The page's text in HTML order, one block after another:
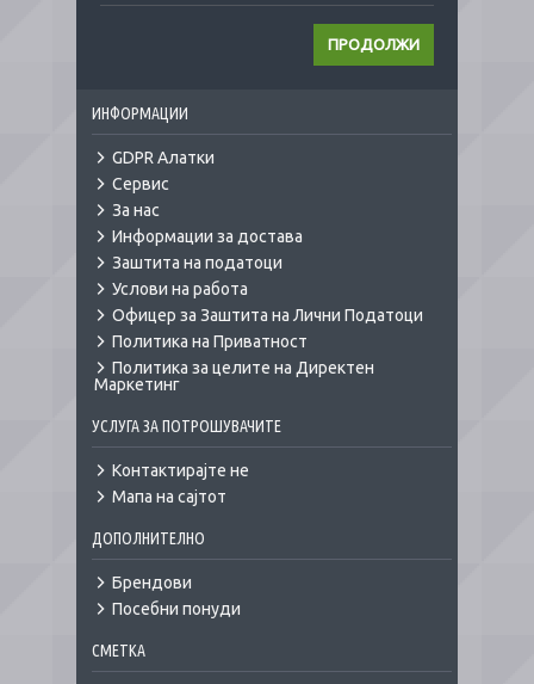
ПРОДОЛЖИ
ИНФОРМАЦИИ
GDPR Алатки
Сервис
За нас
Информации за достава
Заштита на податоци
Услови на работа
Офицер за Заштита на Лични Податоци
Политика на Приватност
Политика за целите на Директен
Маркетинг
УСЛУГА ЗА ПОТРОШУВАЧИТЕ
Контактирајте не
Мапа на сајтот
ДОПОЛНИТЕЛНО
Брендови
Посебни понуди
СМЕТКА